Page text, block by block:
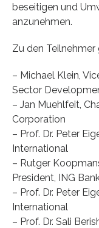
beseitigen und
anzunehmen.
Zu den
– Michael Klein,
Sector
– Jan Muehlfeit,
Corporation
– Prof. Dr. Peter
International
– Rutger
President, ING
– Prof. Dr. Peter
International
– Prof. Dr. Sali